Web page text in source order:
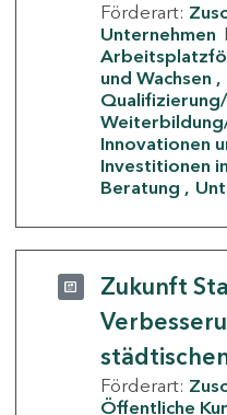
Förderart:
Unternehmen
und Wachsen
Innovationen
Investitionen
Beratung
Zukunft
Förderart:
Öffentliche